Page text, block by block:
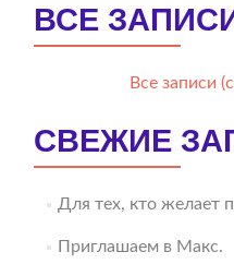
ВСЕ
Все записи
СВЕЖИЕ
Для тех, кто желает
Приглашаем в Макс.